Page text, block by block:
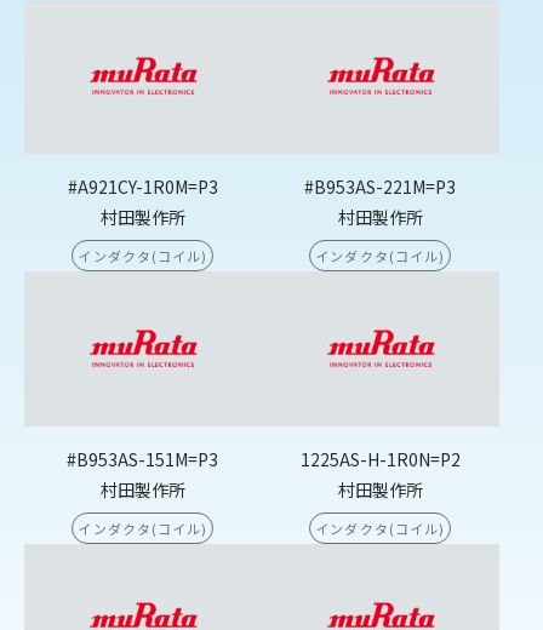
#A921CY-1R0M=P3
村田製作所
インダクタ(コイル)
#B953AS-221M=P3
村田製作所
インダクタ(コイル)
#B953AS-151M=P3
村田製作所
インダクタ(コイル)
1225AS-H-1R0N=P2
村田製作所
インダクタ(コイル)